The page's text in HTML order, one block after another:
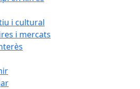
i cultural
i mercats